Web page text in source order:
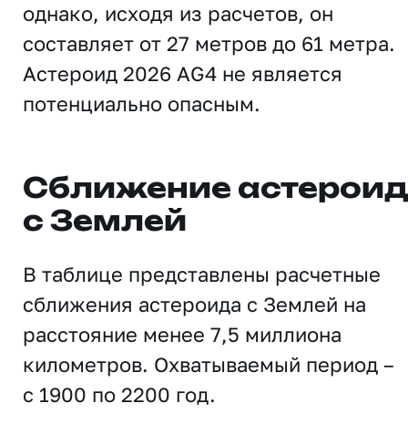
однако, исходя из расчетов, он
составляет от 27 метров до 61 метра.
Астероид 2026 AG4 не является
потенциально опасным.
Сближение
с Землей
В таблице представлены расчетные
сближения астероида с Землей на
расстояние менее 7,5 миллиона
километров. Охватываемый период –
с 1900 по 2200 год.